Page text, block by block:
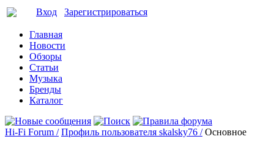
Вход Зарегистрироваться
Главная
Новости
Обзоры
Статьи
Музыка
Бренды
Каталог
Hi-Fi Forum / Профиль пользователя skalsky76 / Основное